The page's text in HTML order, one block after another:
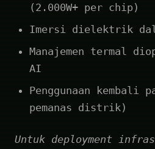
(2.000W+ per chip)
Imersi dielektrik
Manajemen termal
AI
Penggunaan kembali
pemanas distrik)
Untuk deployment